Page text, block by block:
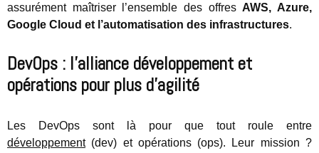
assurément maîtriser l’ensemble des offresAWS, Azure,
Google Cloud et l’automatisation des infrastructures.
DevOps : l’alliance développement et
opérations pour plus d’agilité
Les DevOps sont là pour que tout roule entre
développement(dev) et opérations (ops). Leur mission ?